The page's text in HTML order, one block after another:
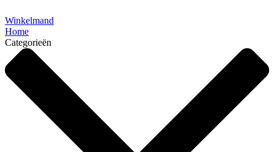
Winkelmand
Home
Categorieën